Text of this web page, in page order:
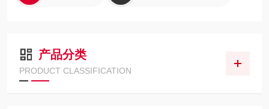
产品分类
PRODUCT CLASSIFICATION